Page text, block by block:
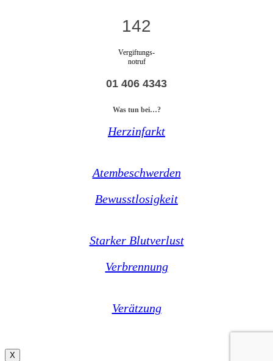
142
Vergiftungs-
notruf
01 406 4343
Was tun bei…?
Herzinfarkt
Atembeschwerden
Bewusstlosigkeit
Starker Blutverlust
Verbrennung
Verätzung
X